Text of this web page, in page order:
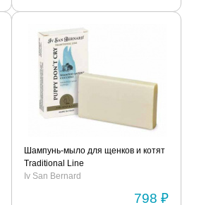
Шампунь-мыло для щенков и котят
Traditional Line
Iv San Bernard
798 ₽